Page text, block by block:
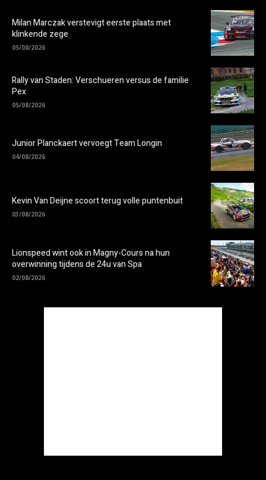
Milan Marczak verstevigt eerste plaats met
klinkende zege
05/08/2026
Rally van Staden: Verschueren versus de familie
Pex
05/08/2026
Junior Planckaert vervoegt Team Longin
04/08/2026
Kevin Van Deijne scoort terug volle puntenbuit
03/08/2026
Lionspeed wint ook in Magny-Cours na hun
overwinning tijdens de 24u van Spa
02/08/2026